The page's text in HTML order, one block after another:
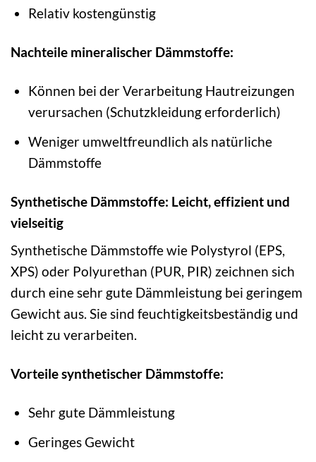
Relativ kostengünstig
Nachteile mineralischer Dämmstoffe:
Können bei der Verarbeitung Hautreizungen
verursachen (Schutzkleidung erforderlich)
Weniger umweltfreundlich als natürliche
Dämmstoffe
Synthetische Dämmstoffe: Leicht, effizient und
vielseitig
Synthetische Dämmstoffe wie Polystyrol (EPS,
XPS) oder Polyurethan (PUR, PIR) zeichnen sich
durch eine sehr gute Dämmleistung bei geringem
Gewicht aus. Sie sind feuchtigkeitsbeständig und
leicht zu verarbeiten.
Vorteile synthetischer Dämmstoffe:
Sehr gute Dämmleistung
Geringes Gewicht